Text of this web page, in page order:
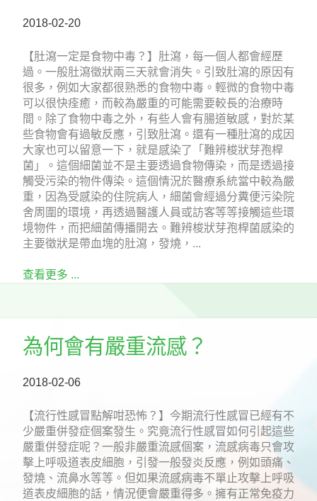
2018-02-20
【肚瀉一定是食物中毒？】肚瀉，每一個人都會經歷
過。一般肚瀉徵狀兩三天就會消失。引致肚瀉的原因有
很多，例如大家都很熟悉的食物中毒。輕微的食物中毒
可以很快痊癒，而較為嚴重的可能需要較長的治療時
間。除了食物中毒之外，有些人會有腸道敏感，對於某
些食物會有過敏反應，引致肚瀉。還有一種肚瀉的成因
大家也可以留意一下，就是感染了「難辨梭狀芽孢桿
菌」。這個細菌並不是主要透過食物傳染，而是透過接
觸受污染的物件傳染。這個情況於醫療系統當中較為嚴
重，因為受感染的住院病人，細菌會經過分糞便污染院
舍周圍的環境，再透過醫護人員或訪客等等接觸這些環
境物件，而把細菌傳播開去。難辨梭狀芽孢桿菌感染的
主要徵狀是帶血塊的肚瀉，發燒，...
查看更多 ...
為何會有嚴重流感？
2018-02-06
【流行性感冒點解咁恐怖？】今期流行性感冒已經有不
少嚴重併發症個案發生。究竟流行性感冒如何引起這些
嚴重併發症呢？一般非嚴重流感個案，流感病毒只會攻
擊上呼吸道表皮細胞，引發一般發炎反應，例如頭痛、
發燒、流鼻水等等。但如果流感病毒不單止攻擊上呼吸
道表皮細胞的話，情況便會嚴重得多。擁有正常免疫力